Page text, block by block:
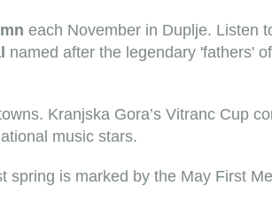
each November in Duplje. Listen
named after the legendary 'fathers'
Kranjska Gora’s Vitranc Cup
music stars.
spring is marked by the May First